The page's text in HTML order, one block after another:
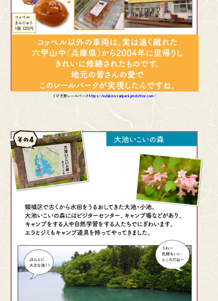
くびき野レールパークhttps://kubikino-railpark.jimdofree.com/